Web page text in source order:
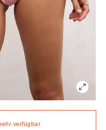
verfügbar.